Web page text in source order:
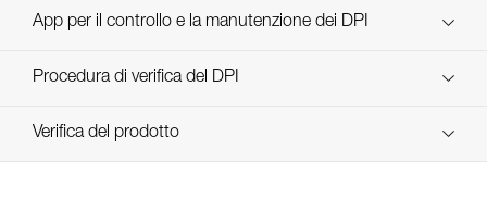
Technical Notice
App per il controllo e la manutenzione dei DPI
scopri ePPEcentre
Procedura di verifica del DPI
verif EPI-ASAP'SORBER-procedure-IT
Verifica del prodotto